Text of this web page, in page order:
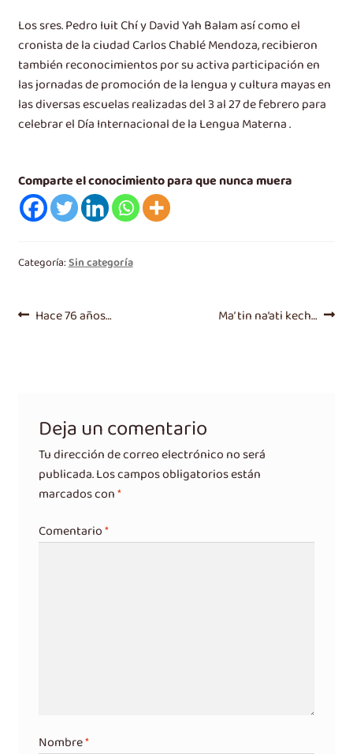
Los sres. Pedro Iuit Chí y David Yah Balam así como el
cronista de la ciudad Carlos Chablé Mendoza, recibieron
también reconocimientos por su activa participación en
las jornadas de promoción de la lengua y cultura mayas en
las diversas escuelas realizadas del 3 al 27 de febrero para
celebrar el Día Internacional de la Lengua Materna .
Comparte el conocimiento para que nunca muera
Categoría:Sin categoría
Navegación
Entrada
Hace 76 años…
Siguiente
Ma’ tin na’ati kech…
Deja un comentario
Tu dirección de correo electrónico no será
publicada.Los campos obligatorios están
marcados con*
Comentario*
Nombre*